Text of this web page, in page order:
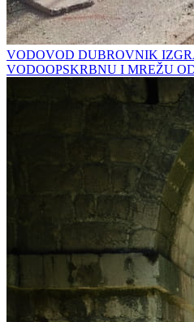
VODOVOD DUBROVNIK
VODOOPSKRBNU I MREŽU